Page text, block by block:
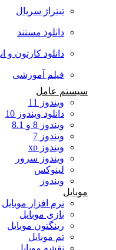
تیتراژ سریال
دانلود مستند
دانلود کارتون و انیمیشن
فیلم آموزشی
سیستم عامل
ویندوز 11
دانلود ویندوز 10
ویندوز 8 و 8.1
ویندوز 7
ویندوز xp
ویندوز سرور
لینوکس
ویندوز
نرم افزار موبایل
بازی موبایل
رینگتون موبایل
تم موبایل
نقشه موبایل